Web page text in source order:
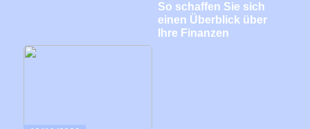
So schaffen Sie sich
einen Überblick über
Ihre Finanzen